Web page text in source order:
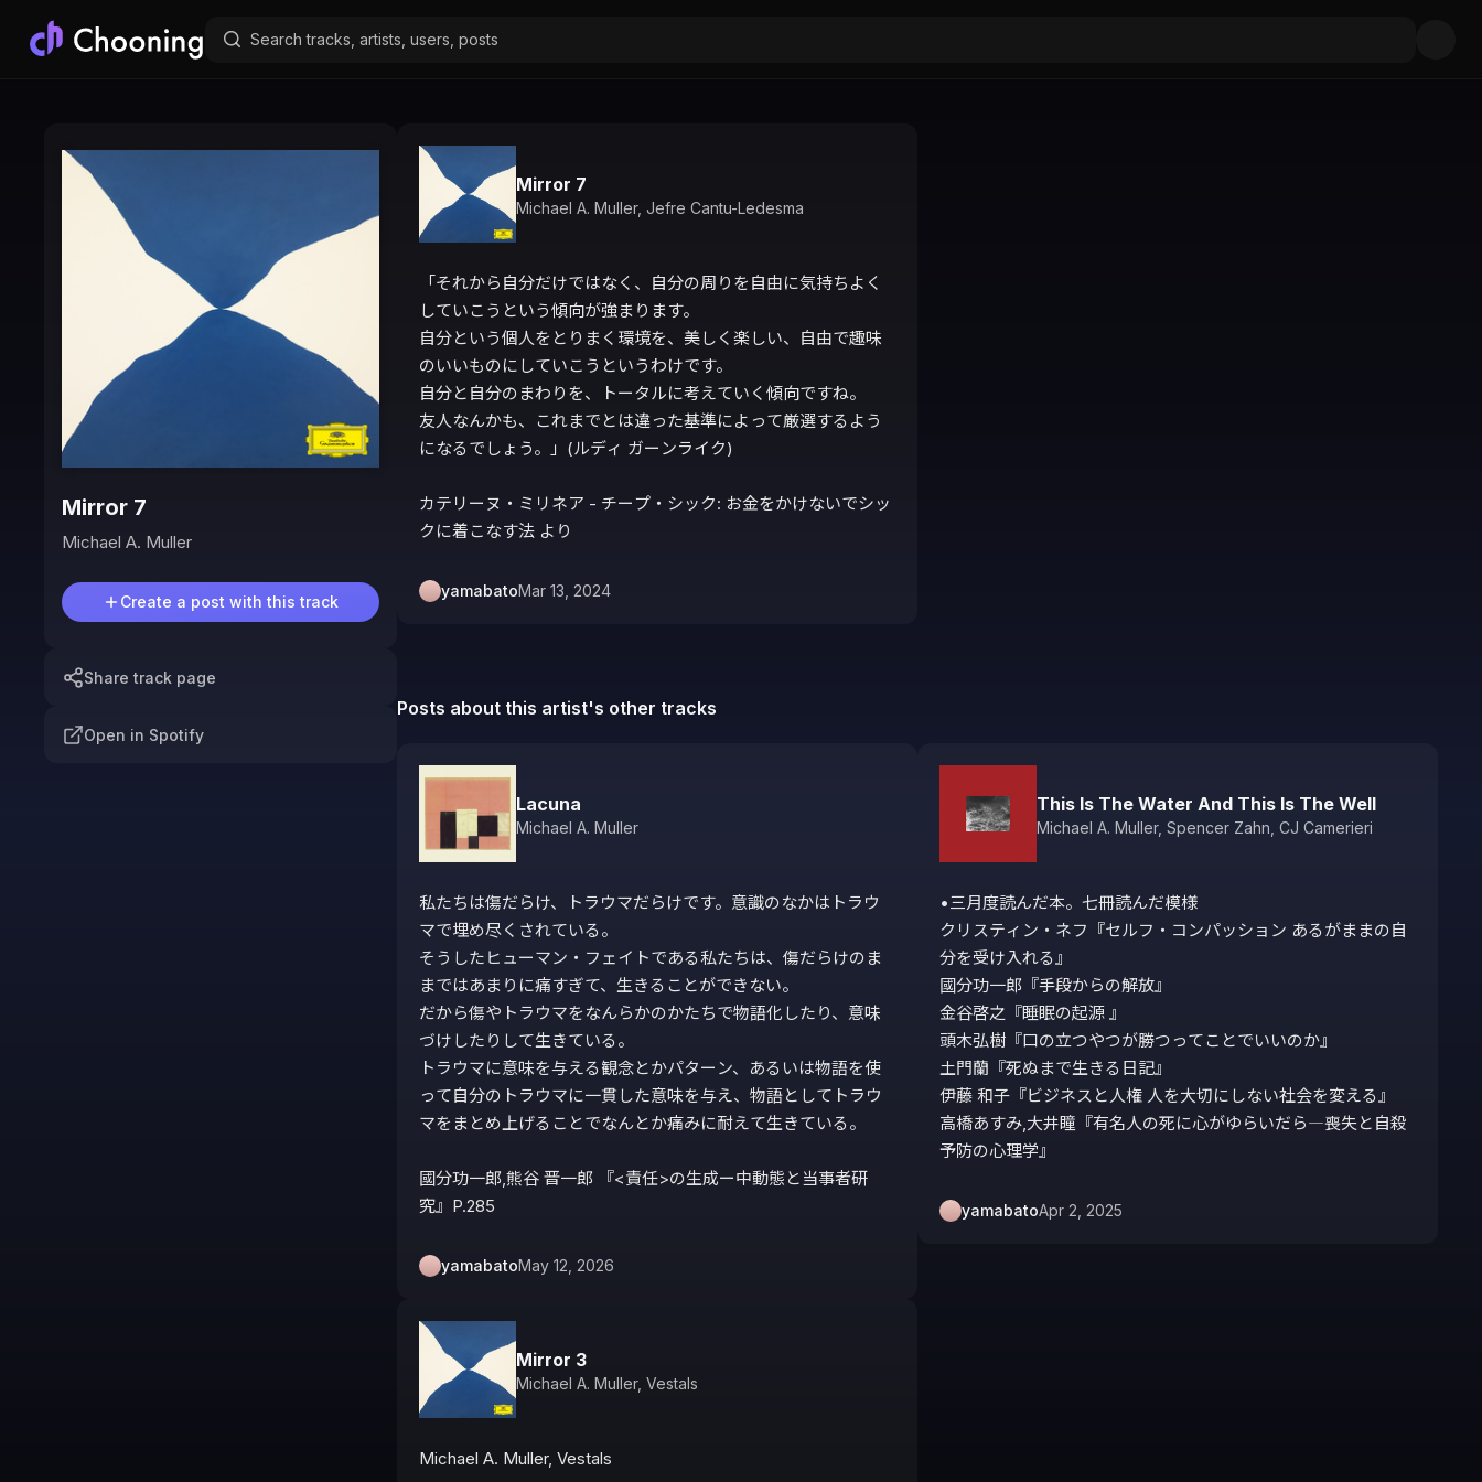
Mirror 7
Michael A. Muller
Create a post with this track
Share track page
Open in Spotify
Mirror 7
Michael A. Muller, Jefre Cantu-Ledesma
「それから自分だけではなく、自分の周りを自由に気持ちよく
していこうという傾向が強まります。
自分という個人をとりまく環境を、美しく楽しい、自由で趣味
のいいものにしていこうというわけです。
自分と自分のまわりを、トータルに考えていく傾向ですね。
友人なんかも、これまでとは違った基準によって厳選するよう
になるでしょう。」(ルディ ガーンライク)
カテリーヌ・ミリネア - チープ・シック: お金をかけないでシッ
クに着こなす法 より
yamabatoMar 13, 2024
Posts about this artist's other tracks
Lacuna
Michael A. Muller
私たちは傷だらけ、トラウマだらけです。意識のなかはトラウ
マで埋め尽くされている。
そうしたヒューマン・フェイトである私たちは、傷だらけのま
まではあまりに痛すぎて、生きることができない。
だから傷やトラウマをなんらかのかたちで物語化したり、意味
づけしたりして生きている。
トラウマに意味を与える観念とかパターン、あるいは物語を使
って自分のトラウマに一貫した意味を与え、物語としてトラウ
マをまとめ上げることでなんとか痛みに耐えて生きている。
國分功一郎,熊谷 晋一郎 『<責任>の生成ー中動態と当事者研
究』P.285
yamabatoMay 12, 2026
Mirror 3
Michael A. Muller, Vestals
Michael A. Muller, Vestals
This Is The Water And This Is The Well
Michael A. Muller, Spencer Zahn CJ Camerieri
•三月度読んだ本。七冊読んだ模様
クリスティン・ネフ『セルフ・コンパッション あるがままの自
分を受け入れる』
國分功一郎『手段からの解放』
金谷啓之『睡眠の起源 』
頭木弘樹『口の立つやつが勝つってことでいいのか』
土門蘭『死ぬまで生きる日記』
伊藤 和子『ビジネスと人権 人を大切にしない社会を変える』
高橋あすみ,大井瞳『有名人の死に心がゆらいだら―喪失と自殺
予防の心理学』
yamabatoApr 2, 2025